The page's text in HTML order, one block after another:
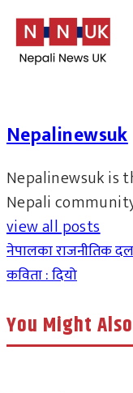
Nepalinewsuk
Nepalinewsuk is
Nepali
view all posts
नेपालका राजनीतिक
कविता : दियो
You Might